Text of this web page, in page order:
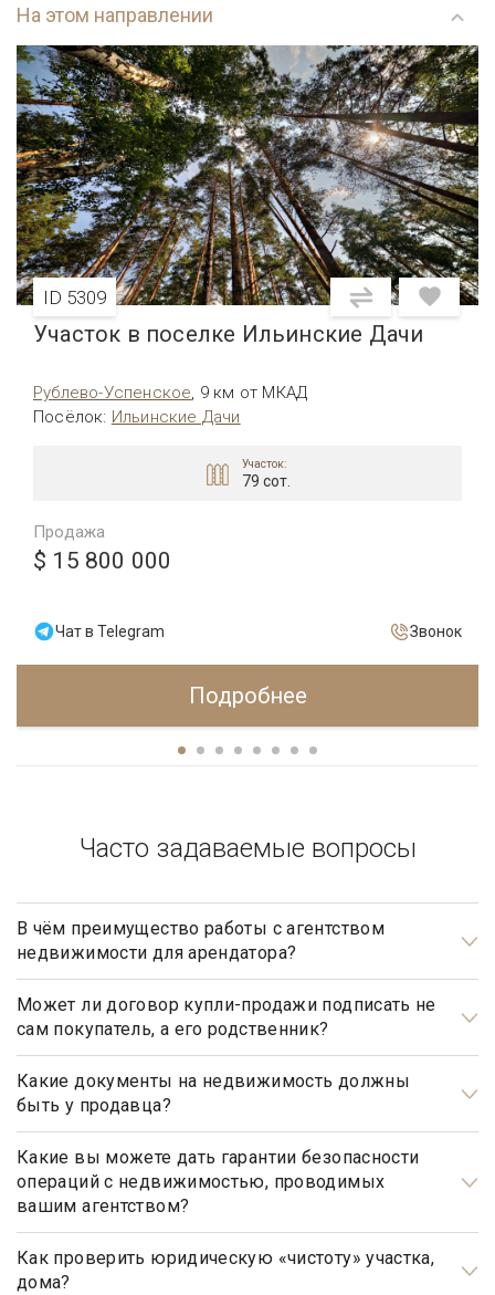
На этом направлении
ID 5309
Участок в поселке Ильинские Дачи
Рублево-Успенское, 9 км от МКАД
Посёлок: Ильинские Дачи
Участок:
79 сот.
Продажа
$ 15 800 000
Чат в Telegram Звонок
Подробнее
Часто задаваемые вопросы
В чём преимущество работы с агентством
недвижимости для арендатора?
Арендаторы элитной недвижимости почти всегда очень
занятые люди, у которых абсолютно нет времени на поиски
подходящего им дома. Обращаясь в агентство элитной
недвижимости «Garda Estate», арендатору гарантирован
индивидуальный подход и высокий уровень сервиса.
Профессиональные риэлторы подберут, предложат и
покажут только те варианты недвижимости, которые
полностью соответствуют запросам арендатора.
Может ли договор купли-продажи подписать не
сам покупатель, а его родственник?
Может, но для этого необходимо иметь действующую
нотариально заверенную доверенность.
Какие документы на недвижимость должны
быть у продавца?
Документами, подтверждающими право собственности
продавца, являются: свидетельство о государственной
регистрации права, а также правоустанавливающие
документы, такие как договор купли-продажи, мены,
дарения, передачи в собственность (приватизации),
свидетельство о праве на наследство (по закону, по
завещанию, решению суда и пр.).
Какие вы можете дать гарантии безопасности
операций с недвижимостью, проводимых
вашим агентством?
Наше агентство элитной недвижимости осуществляет
полный контроль над каждым шагом сделки, оказывает
полное юридическое сопровождение на всех этапах
Как проверить юридическую «чистоту» участка,
дома?